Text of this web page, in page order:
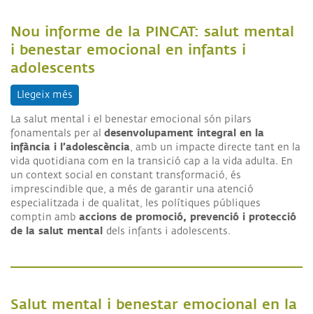
Nou informe de la PINCAT: salut mental
i benestar emocional en infants i
adolescents
Llegeix més
La salut mental i el benestar emocional són pilars
fonamentals per al desenvolupament integral en la
infància i l’adolescència, amb un impacte directe tant en la
vida quotidiana com en la transició cap a la vida adulta. En
un context social en constant transformació, és
imprescindible que, a més de garantir una atenció
especialitzada i de qualitat, les polítiques públiques
comptin amb accions de promoció, prevenció i protecció
de la salut mental
dels infants i adolescents.
Salut mental i benestar emocional en la